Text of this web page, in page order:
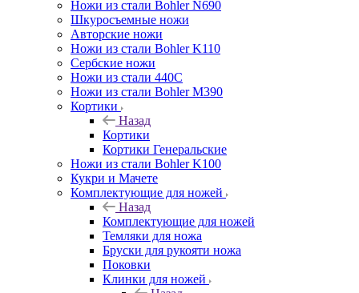
Ножи из стали Bohler N690
Шкуросъемные ножи
Авторские ножи
Ножи из стали Bohler K110
Сербские ножи
Ножи из стали 440С
Ножи из стали Bohler M390
Кортики
Назад
Кортики
Кортики Генеральские
Ножи из стали Bohler K100
Кукри и Мачете
Комплектующие для ножей
Назад
Комплектующие для ножей
Темляки для ножа
Бруски для рукояти ножа
Поковки
Клинки для ножей